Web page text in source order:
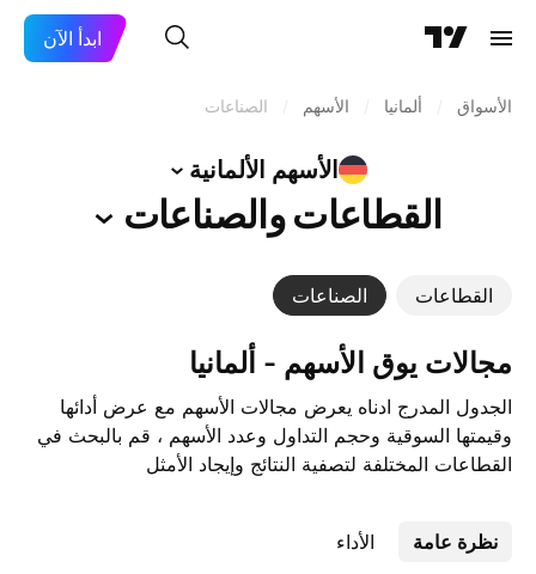
ابدأ الآن
الأسواق ألمانيا الأسهم الصناعات
الأسهم الألمانية
القطاعاتوالصناعات
القطاعات الصناعات
مجالات يوق الأسهم - ‎ألمانيا‎
الجدول المدرج ادناه يعرض مجالات الأسهم مع عرض أدائها
وقيمتها السوقية وحجم التداول وعدد الأسهم ، قم بالبحث في
القطاعات المختلفة لتصفية النتائج وإيجاد الأمثل
نظرة عامة الأداء